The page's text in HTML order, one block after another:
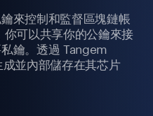
來控制和監督區塊鏈帳
可以共享你的公鑰來接
鑰。透過 Tangem
並內部儲存在其芯片